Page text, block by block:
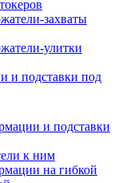
захваты
улитки
и подставки под
и подставки
к ним
на гибкой